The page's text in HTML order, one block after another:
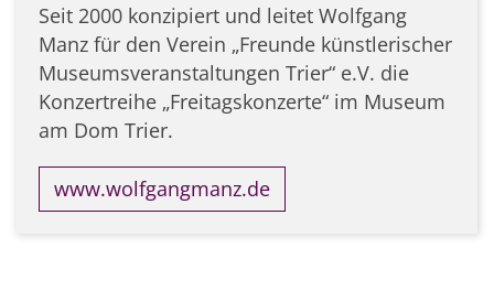
Seit 2000 konzipiert und leitet Wolfgang
Manz für den Verein „Freunde künstlerischer
Museumsveranstaltungen Trier“ e.V. die
Konzertreihe „Freitagskonzerte“ im Museum
am Dom Trier.
www.wolfgangmanz.de